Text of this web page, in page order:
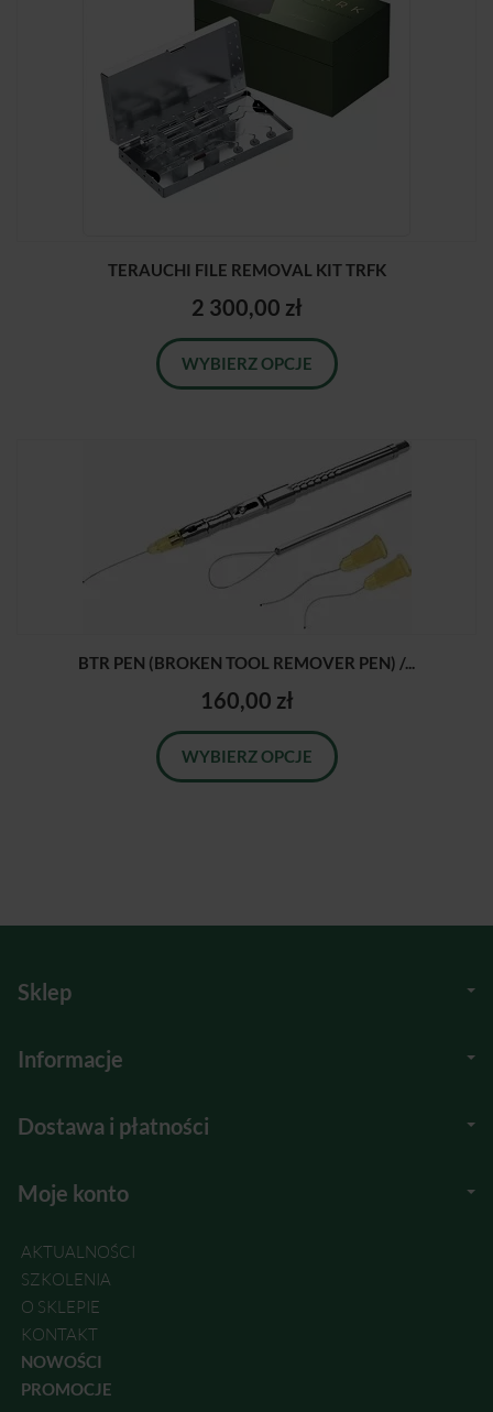
TERAUCHI FILE REMOVAL KIT TRFK
2 300,00 zł
WYBIERZ OPCJE
BTR PEN (BROKEN TOOL REMOVER PEN) /...
160,00 zł
WYBIERZ OPCJE
Sklep
Informacje
Dostawa i płatności
Moje konto
AKTUALNOŚCI
SZKOLENIA
O SKLEPIE
KONTAKT
NOWOŚCI
PROMOCJE